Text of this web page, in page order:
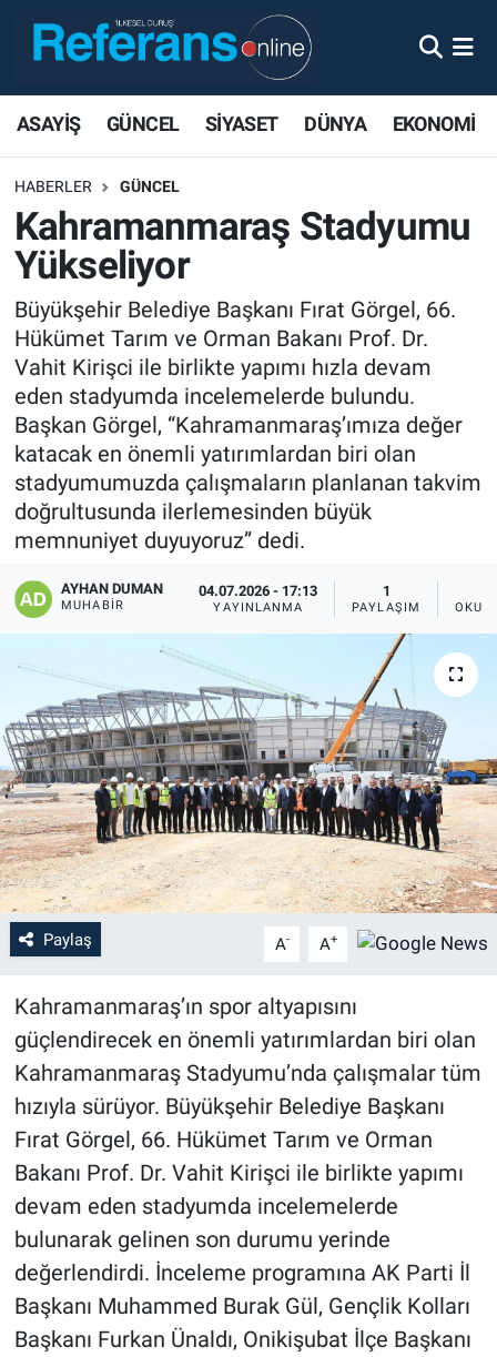
ASAYİŞ GÜNCEL SİYASET DÜNYA EKONOMİ
HABERLER GÜNCEL
Kahramanmaraş Stadyumu
Yükseliyor
Büyükşehir Belediye Başkanı Fırat Görgel, 66.
Hükümet Tarım ve Orman Bakanı Prof. Dr.
Vahit Kirişci ile birlikte yapımı hızla devam
eden stadyumda incelemelerde bulundu.
Başkan Görgel, “Kahramanmaraş’ımıza değer
katacak en önemli yatırımlardan biri olan
stadyumumuzda çalışmaların planlanan takvim
doğrultusunda ilerlemesinden büyük
memnuniyet duyuyoruz” dedi.
AYHAN DUMAN
MUHABIR
04.07.2026 - 17:13
YAYINLANMA
1
PAYLAŞIM
Paylaş A- A+
Kahramanmaraş’ın spor altyapısını
güçlendirecek en önemli yatırımlardan biri olan
Kahramanmaraş Stadyumu’nda çalışmalar tüm
hızıyla sürüyor. Büyükşehir Belediye Başkanı
Fırat Görgel, 66. Hükümet Tarım ve Orman
Bakanı Prof. Dr. Vahit Kirişci ile birlikte yapımı
devam eden stadyumda incelemelerde
bulunarak gelinen son durumu yerinde
değerlendirdi. İnceleme programına AK Parti İl
Başkanı Muhammed Burak Gül, Gençlik Kolları
Başkanı Furkan Ünaldı, Onikişubat İlçe Başkanı